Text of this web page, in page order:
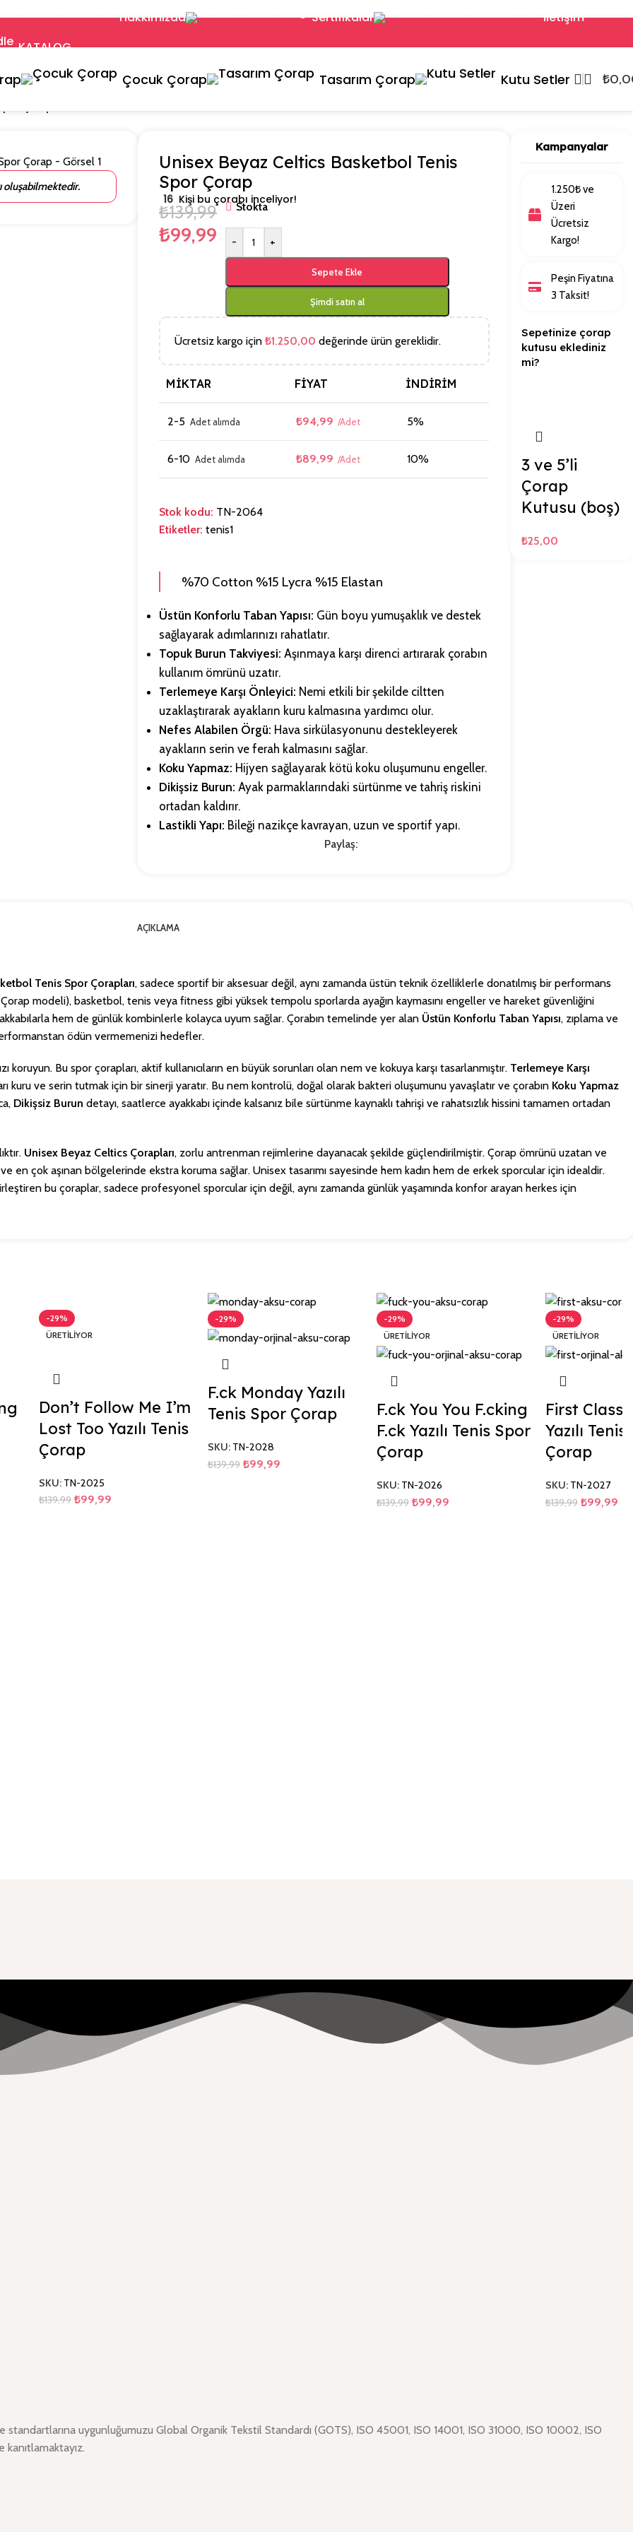
Hakkımızda Sertifikalar
İletişim
KATALOG
Çocuk Çorap Tasarım Çorap Kutu Setler ₺
oluşabilmektedir.
Unisex Beyaz Celtics Basketbol Tenis
Spor Çorap
16 Kişi bu çorabı inceliyor!
₺139,99
₺99,99
Stokta
- +
Sepete Ekle
Şimdi satın al
Ücretsiz kargo için₺1.250,00 değerinde ürün gereklidir.
MIKTAR FIYAT İNDIRIM
2-5 ₺94,99 5%
6-10 ₺89,99 10%
Stok kodu: TN-2064
Etiketler: tenis1
%70 Cotton %15 Lycra %15 Elastan
Üstün Konforlu Taban Yapısı: Gün boyu yumuşaklık ve destek
sağlayarak adımlarınızı rahatlatır.
Topuk Burun Takviyesi: Aşınmaya karşı direnci artırarak çorabın
kullanım ömrünü uzatır.
Terlemeye Karşı Önleyici: Nemi etkili bir şekilde ciltten
uzaklaştırarak ayakların kuru kalmasına yardımcı olur.
Nefes Alabilen Örgü: Hava sirkülasyonunu destekleyerek
ayakların serin ve ferah kalmasını sağlar.
Koku Yapmaz: Hijyen sağlayarak kötü koku oluşumunu engeller.
Dikişsiz Burun: Ayak parmaklarındaki sürtünme ve tahriş riskini
ortadan kaldırır.
Lastikli Yapı: Bileği nazikçe kavrayan, uzun ve sportif yapı.
Paylaş:
Kampanyalar
1.250₺ ve
Üzeri
Ücretsiz
Kargo!
Peşin Fiyatına
3 Taksit!
Sepetinize çorap
kutusu eklediniz
mi?
3 ve 5’li
Çorap
Kutusu (boş)
₺25,00
AÇIKLAMA
Tenis Spor Çorapları, sadece sportif bir aksesuar değil, aynı zamanda üstün teknik özelliklerle donatılmış bir performans
Çorap modeli), basketbol, tenis veya fitness gibi yüksek tempolu sporlarda ayağın kaymasını engeller ve hareket güvenliğini
hem de günlük kombinlerle kolayca uyum sağlar. Çorabın temelinde yer alan Üstün Konforlu Taban Yapısı, zıplama ve
ödün vermemenizi hedefler.
koruyun. Bu spor çorapları, aktif kullanıcıların en büyük sorunları olan nem ve kokuya karşı tasarlanmıştır. Terlemeye Karşı
kuru ve serin tutmak için bir sinerji yaratır. Bu nem kontrolü, doğal olarak bakteri oluşumunu yavaşlatır ve çorabın Koku Yapmaz
Dikişsiz Burun detayı, saatlerce ayakkabı içinde kalsanız bile sürtünme kaynaklı tahrişi ve rahatsızlık hissini tamamen ortadan
Unisex Beyaz Celtics Çorapları, zorlu antrenman rejimlerine dayanacak şekilde güçlendirilmiştir. Çorap ömrünü uzatan ve
en çok aşınan bölgelerinde ekstra koruma sağlar. Unisex tasarımı sayesinde hem kadın hem de erkek sporcular için idealdir.
bu çoraplar, sadece profesyonel sporcular için değil, aynı zamanda günlük yaşamında konfor arayan herkes için
-29%
ÜRETILIYOR
Don’t Follow Me I’m
Lost Too Yazılı Tenis
Çorap
SKU: TN-2025
₺139,99 ₺99,99
-29%
F.ck Monday Yazılı
Tenis Spor Çorap
SKU: TN-2028
₺139,99 ₺99,99
-29%
ÜRETILIYOR
F.ck You You F.cking
F.ck Yazılı Tenis Spor
Çorap
SKU: TN-2026
₺139,99 ₺99,99
-29%
ÜRETILIYOR
First Class
Yazılı
Çorap
SKU: TN-2027
₺139,99 ₺99,99
standartlarına uygunluğumuzu Global Organik Tekstil Standardı (GOTS), ISO 45001, ISO 14001, ISO 31000, ISO 10002, ISO